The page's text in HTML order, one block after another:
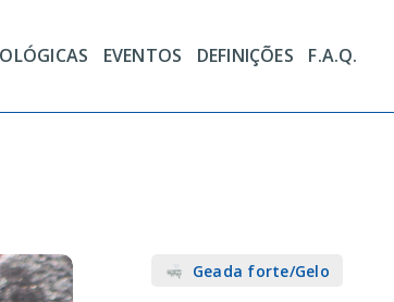
EVENTOS DEFINIÇÕES F.A.Q.
Geada forte/Gelo